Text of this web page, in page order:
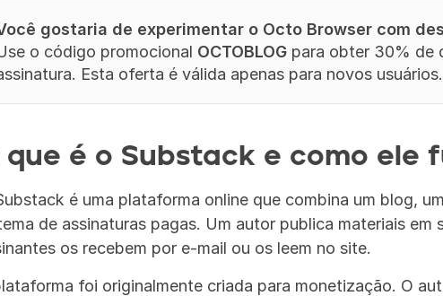
gostaria de experimentar o Octo Browser com
o código promocional OCTOBLOG para obter 30% de
Esta oferta é válida apenas para novos usuários.
que é o Substack e como ele
é uma plataforma online que combina um blog,
de assinaturas pagas. Um autor publica materiais em
os recebem por e-mail ou os leem no site.
foi originalmente criada para monetização. O